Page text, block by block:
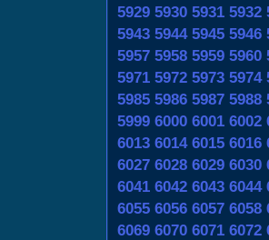
5929 5930 5931 5932
5943 5944 5945 5946
5957 5958 5959 5960
5971 5972 5973 5974
5985 5986 5987 5988
5999 6000 6001 6002
6013 6014 6015 6016
6027 6028 6029 6030
6041 6042 6043 6044
6055 6056 6057 6058
6069 6070 6071 6072